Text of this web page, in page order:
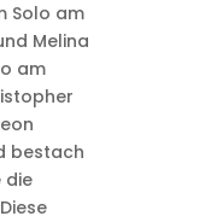
Solo am
Melina
am
bestach
die